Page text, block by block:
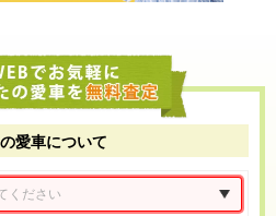
愛車について